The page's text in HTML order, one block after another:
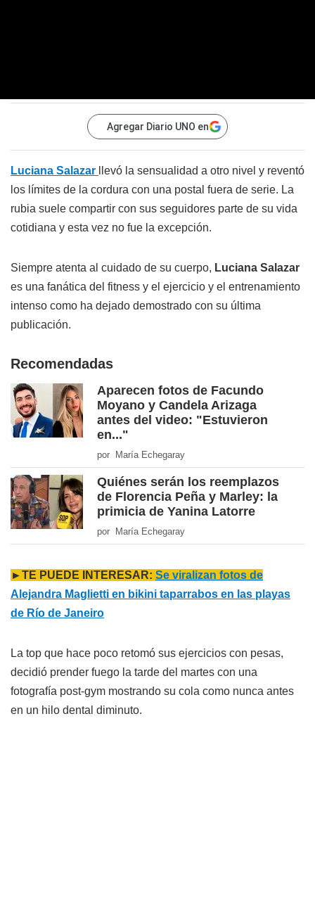
Agregar Diario UNO en
Luciana Salazar
llevó la sensualidad a otro nivel y reventó
los límites de la cordura con una postal fuera de serie. La
rubia suele compartir con sus seguidores parte de su vida
cotidiana y esta vez no fue la excepción.
Siempre atenta al cuidado de su cuerpo, Luciana Salazar
es una fanática del fitness y el ejercicio y el entrenamiento
intenso como ha dejado demostrado con su última
publicación.
Recomendadas
Aparecen fotos de Facundo
Moyano y Candela Arizaga
antes del video: "Estuvieron
en..."
por María Echegaray
Quiénes serán los reemplazos
de Florencia Peña y Marley: la
primicia de Yanina Latorre
por María Echegaray
►TE PUEDE INTERESAR: Se viralizan fotos de
Alejandra Maglietti en bikini taparrabos en las playas
de Río de Janeiro
La top que hace poco retomó sus ejercicios con pesas,
decidió prender fuego la tarde del martes con una
fotografía post-gym mostrando su cola como nunca antes
en un hilo dental diminuto.